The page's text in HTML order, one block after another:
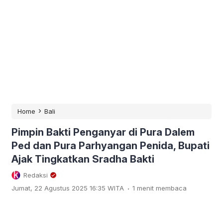
Home › Bali
Pimpin Bakti Penganyar di Pura Dalem
Ped dan Pura Parhyangan Penida, Bupati
Ajak Tingkatkan Sradha Bakti
Redaksi
Jumat, 22 Agustus 2025 16:35 WITA . 1 menit membaca